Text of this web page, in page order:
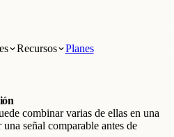
Recursos Planes
combinar varias de ellas en una
señal comparable antes de